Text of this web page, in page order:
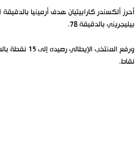
بيليجريني بالدقيقة 78.
نقاط.